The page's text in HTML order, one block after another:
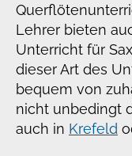
Lehrer bieten
Unterricht für
dieser Art des
bequem von
nicht unbedingt
auch in Krefeld